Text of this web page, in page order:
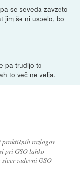
se seveda zavzeto
jim še ni uspelo, bo
pa trudijo to
to več ne velja.
praktičnih razlogov
pri GSO lahko
zadevni GSO